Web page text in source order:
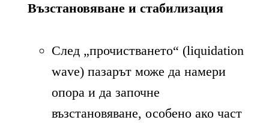
Възстановяване и стабилизация
След „прочистването“ (liquidation
wave) пазарът може да намери
опора и да започне
възстановяване, особено ако част